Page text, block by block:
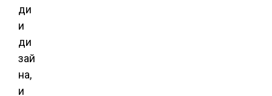
ди
и
ди
зай
на,
и